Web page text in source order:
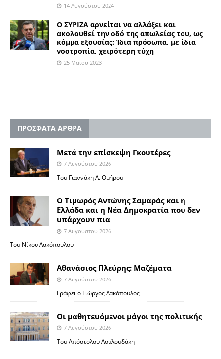
14 Αυγούστου 2024
Ο ΣΥΡΙΖΑ αρνείται να αλλάξει και
ακολουθεί την οδό της απωλείας του, ως
κόμμα εξουσίας: Ίδια πρόσωπα, με ίδια
νοοτροπία, χειρότερη τύχη
25 Μαΐου 2023
ΠΡΟΣΦΑΤΑ ΑΡΘΡΑ
Μετά την επίσκεψη Γκουτέρες
7 Αυγούστου 2026
Του Γιαννάκη Λ. Ομήρου
Ο Τιμωρός Αντώνης Σαμαράς και η
Ελλάδα και η Νέα Δημοκρατία που δεν
υπάρχουν πια
7 Αυγούστου 2026
Του Νίκου Λακόπουλου
Αθανάσιος Πλεύρης: Μαζέματα
7 Αυγούστου 2026
Γράφει ο Γιώργος Λακόπουλος
Οι μαθητευόμενοι μάγοι της πολιτικής
7 Αυγούστου 2026
Του Απόστολου Λουλουδάκη